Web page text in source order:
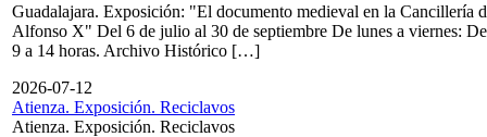
Guadalajara. Exposición: "El documento medieval en la Cancillería
Alfonso X" Del 6 de julio al 30 de septiembre De lunes a viernes: De
9 a 14 horas. Archivo Histórico […]
2026-07-12
Atienza. Exposición. Reciclavos
Atienza. Exposición. Reciclavos